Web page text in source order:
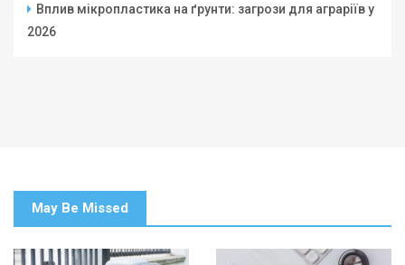
Вплив мікропластика на ґрунти: загрози для аграріїв у
2026
May Be Missed